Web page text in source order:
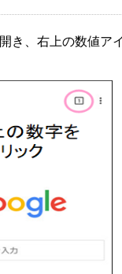
き、右上の数値ア